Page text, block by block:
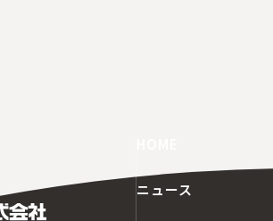
ニュース